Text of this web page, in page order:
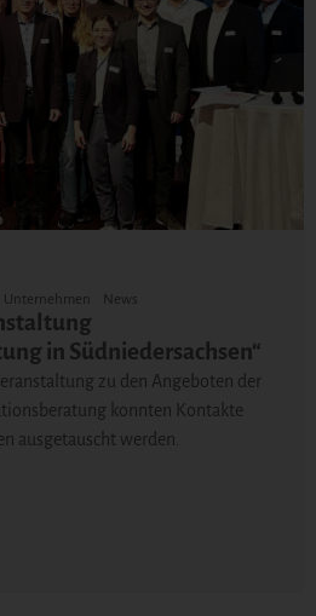
Unternehmen News
in Südniedersachsen“
zu den Angeboten der
konnten Kontakte
ausgetauscht werden.